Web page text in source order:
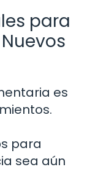
para
es
para
sea aún